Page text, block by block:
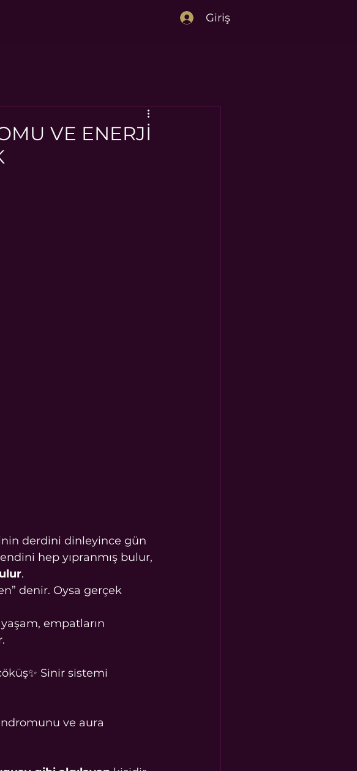
Giriş
VE ENERJİ
derdini dinleyince gün
hep yıpranmış bulur,
.
denir. Oysa gerçek
empatların
Sinir sistemi
ve aura